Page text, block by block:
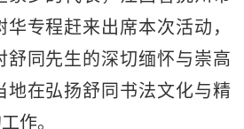
专程赶来出席本次活动，
舒同先生的深切缅怀与崇高
地在弘扬舒同书法文化与精
作。